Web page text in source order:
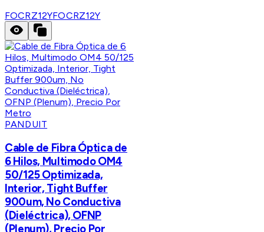
FOCRZ12YFOCRZ12Y
PANDUIT
Cable de Fibra Óptica de
6 Hilos, Multimodo OM4
50/125 Optimizada,
Interior, Tight Buffer
900um, No Conductiva
(Dieléctrica), OFNP
(Plenum), Precio Por